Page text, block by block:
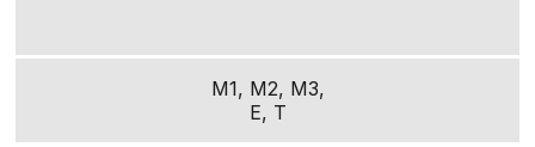
M1, M2, M3,
E, T